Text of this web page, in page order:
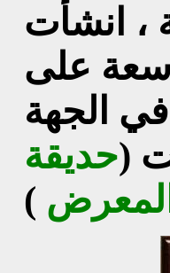
، انشأت
على
الجهة
(حديقة